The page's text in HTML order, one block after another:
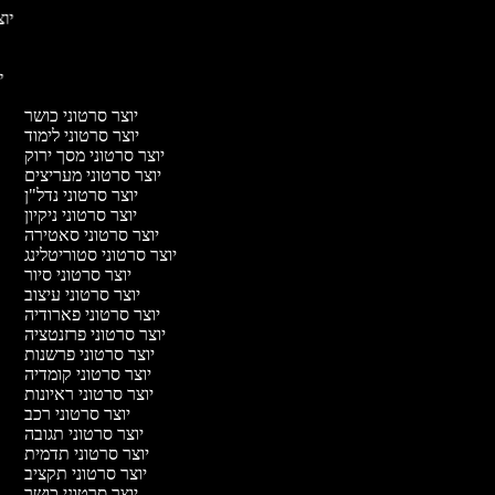
יוצר סרטוני כושר
יוצר סרטוני לימוד
יוצר סרטוני מסך ירוק
יוצר סרטוני מעריצים
יוצר סרטוני נדל"ן
יוצר סרטוני ניקיון
יוצר סרטוני סאטירה
יוצר סרטוני סטוריטלינג
יוצר סרטוני סיור
יוצר סרטוני עיצוב
יוצר סרטוני פארודיה
יוצר סרטוני פרזנטציה
יוצר סרטוני פרשנות
יוצר סרטוני קומדיה
יוצר סרטוני ראיונות
יוצר סרטוני רכב
יוצר סרטוני תגובה
יוצר סרטוני תדמית
יוצר סרטוני תקציב